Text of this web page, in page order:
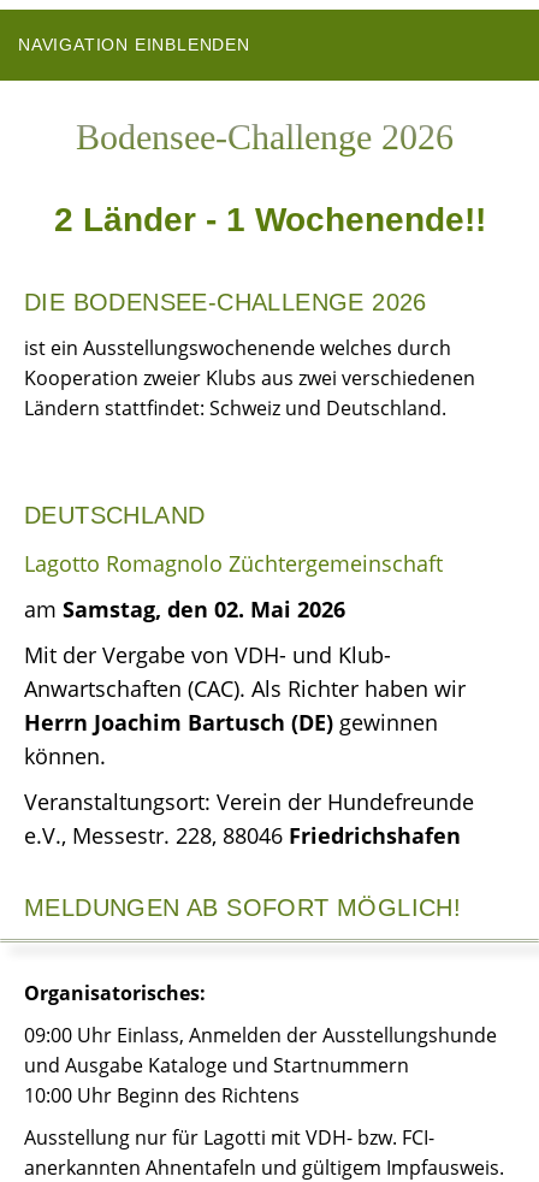
NAVIGATION EINBLENDEN
Bodensee-Challenge 2026
2 Länder - 1 Wochenende!!
DIE BODENSEE-CHALLENGE 2026
ist ein Ausstellungswochenende welches durch
Kooperation zweier Klubs aus zwei verschiedenen
Ländern stattfindet: Schweiz und Deutschland.
DEUTSCHLAND
Lagotto Romagnolo Züchtergemeinschaft
am Samstag, den 02. Mai 2026
Mit der Vergabe von VDH- und Klub-
Anwartschaften (CAC). Als Richter haben wir
Herrn Joachim Bartusch (DE) gewinnen
können.
Veranstaltungsort: Verein der Hundefreunde
e.V., Messestr. 228, 88046 Friedrichshafen
MELDUNGEN AB SOFORT MÖGLICH!
Organisatorisches:
09:00 Uhr Einlass, Anmelden der Ausstellungshunde
und Ausgabe Kataloge und Startnummern
10:00 Uhr Beginn des Richtens
Ausstellung nur für Lagotti mit VDH- bzw. FCI-
anerkannten Ahnentafeln und gültigem Impfausweis.